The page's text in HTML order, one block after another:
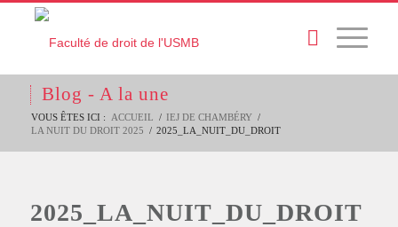
Blog - A la une
VOUS ÊTES ICI : ACCUEIL / IEJ DE CHAMBÉRY /
LA NUIT DU DROIT 2025 / 2025_LA_NUIT_DU_DROIT
2025_LA_NUIT_DU_DROIT